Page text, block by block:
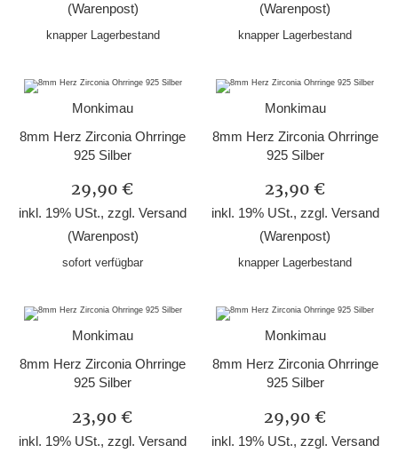
(Warenpost)
knapper Lagerbestand
(Warenpost)
knapper Lagerbestand
Monkimau
8mm Herz Zirconia Ohrringe
925 Silber
29,90 €
inkl. 19% USt., zzgl.Versand
(Warenpost)
sofort verfügbar
Monkimau
8mm Herz Zirconia Ohrringe
925 Silber
23,90 €
inkl. 19% USt., zzgl. Versand
(Warenpost)
knapper Lagerbestand
Monkimau
8mm Herz Zirconia Ohrringe
925 Silber
23,90 €
inkl. 19% USt., zzgl.Versand
Monkimau
8mm Herz Zirconia Ohrringe
925 Silber
29,90 €
inkl. 19% USt., zzgl. Versand